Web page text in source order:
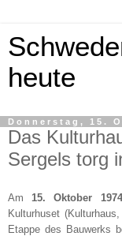
heute
Donnerstag, 15.
Das
Sergels torg
Am 15. Oktober 1974
Kulturhuset (
Etappe des Bauwerks